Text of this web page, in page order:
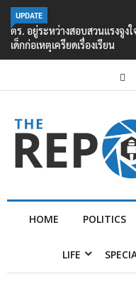
UPDATE
ตร. อยู่ระหว่างสอบสวนแรงจูง
เด็กก่อเหตุเครียดเรื่องเรียน
HOME POLITICS
LIFE